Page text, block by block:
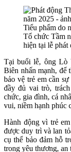
Tiểu phẩm do
Tổ chức Tầm
hiện tại lễ phát
Tại buổi lễ, ông
Biên nhấn mạnh, để
bảo vệ trẻ em cần
đầy đủ vai trò,
chức, gia đình, cá
vui, niềm hạnh phúc
Hành động vì trẻ
được duy trì và lan
cụ thể bảo đảm hỗ
trong yêu thương, an